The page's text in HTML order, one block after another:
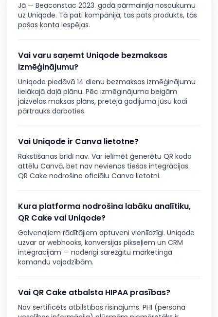
Jā — Beaconstac 2023. gadā pārmainīja nosaukumu
uz Uniqode. Tā pati kompānija, tas pats produkts, tās
pašas konta iespējas.
Vai varu saņemt Uniqode bezmaksas
izmēģinājumu?
Uniqode piedāvā 14 dienu bezmaksas izmēģinājumu
lielākajā daļā plānu. Pēc izmēģinājuma beigām
jāizvēlas maksas plāns, pretējā gadījumā jūsu kodi
pārtrauks darboties.
Vai Uniqode ir Canva lietotne?
Rakstīšanas brīdī nav. Var ielīmēt ģenerētu QR koda
attēlu Canvā, bet nav nevienas tiešas integrācijas.
QR Cake nodrošina oficiālu Canva lietotni.
Kura platforma nodrošina labāku analītiku,
QR Cake vai Uniqode?
Galvenajiem rādītājiem aptuveni vienlīdzīgi. Uniqode
uzvar ar webhooks, konversijas pikseļiem un CRM
integrācijām — noderīgi sarežģītu mārketinga
komandu vajadzībām.
Vai QR Cake atbalsta HIPAA prasības?
Nav sertificēts atbilstības risinājums. PHI (persona